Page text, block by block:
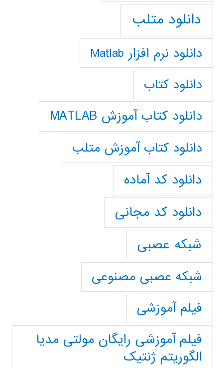
دانلود متلب
دانلود نرم افزار Matlab
دانلود کتاب
دانلود کتاب آموزش MATLAB
دانلود کتاب آموزش متلب
دانلود کد آماده
دانلود کد مجانی
شبکه عصبی
شبکه عصبی مصنوعی
فیلم آموزشی
فیلم آموزشی رایگان مولتی مدیا
الگوریتم ژنتیک